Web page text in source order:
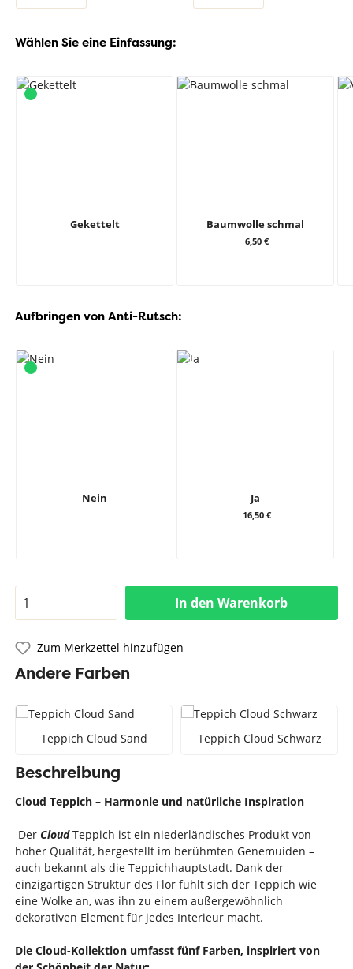
Wählen Sie eine Einfassung:
Gekettelt Baumwolle schmal
6,50 €
Aufbringen von Anti-Rutsch:
Nein Ja
16,50 €
In den Warenkorb
Zum Merkzettel hinzufügen
Andere Farben
Teppich Cloud Sand Teppich Cloud Schwarz
Beschreibung
Cloud Teppich – Harmonie und natürliche Inspiration
DerCloudTeppich ist ein niederländisches Produkt von
hoher Qualität, hergestellt im berühmten Genemuiden –
auch bekannt als die Teppichhauptstadt. Dank der
einzigartigen Struktur des Flor fühlt sich der Teppich wie
eine Wolke an, was ihn zu einem außergewöhnlich
dekorativen Element für jedes Interieur macht.
Die Cloud-Kollektion umfasst fünf Farben, inspiriert von